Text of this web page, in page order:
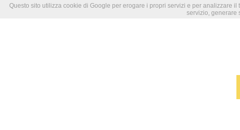
Questo sito utilizza cookie di Google per erogare i propri servizi e per analizzare
servizio, generare